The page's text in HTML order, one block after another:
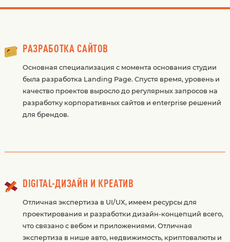
РАЗРАБОТКА САЙТОВ
Основная специализация с момента основания студии
была разработка Landing Page. Спустя время, уровень и
качество проектов выросло до регулярных запросов на
разработку корпоративных сайтов и enterprise решений
для брендов.
DIGITAL-ДИЗАЙН И КРЕАТИВ
Отличная экспертиза в UI/UX, имеем ресурсы для
проектирования и разработки дизайн-концепций всего,
что связано с вебом и приложениями. Отличная
экспертиза в нише авто, недвижимость, криптовалюты и